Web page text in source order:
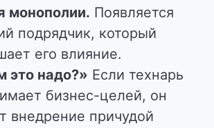
монополии. Появляется
подрядчик, который
его влияние.
это надо?» Если технарь
бизнес-целей, он
внедрение причудой